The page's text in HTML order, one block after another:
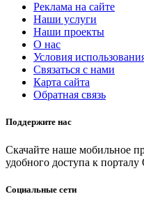
Реклама на сайте
Наши услуги
Наши проекты
О нас
Условия
Связаться с нами
Карта сайта
Обратная связь
Поддержите нас
Скачайте наше мобильное
удобного доступа к
Социальные сети